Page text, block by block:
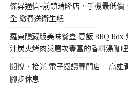
傑昇通信-前鎮瑞隆店．手機最低價
全 繳費送衛生紙
羅東隱藏版美味餐盒 夏飯 BBQ
汁炭火烤肉與層次豐富的香料湯咖
閱悅．拾光 電子閱讀專門店 – 高雄
腳步休息